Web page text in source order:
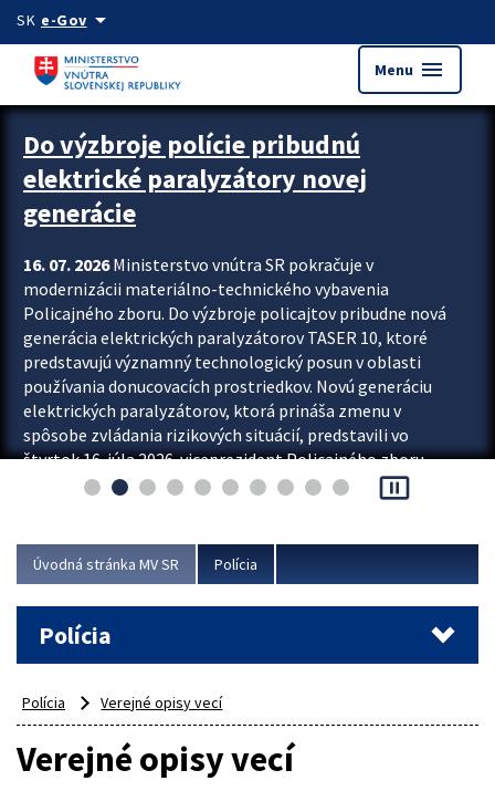
Preskocit na hlavný obsah
SK e-Govarrow_drop_down
Menu menu
Zastavit automatický posun upútavok
Do výzbroje polície pribudnú
elektrické paralyzátory novej
generácie
16. 07. 2026Ministerstvo vnútra SR pokračuje v
modernizácii materiálno-technického vybavenia
Policajného zboru. Do výzbroje policajtov pribudne nová
generácia elektrických paralyzátorov TASER 10, ktoré
predstavujú významný technologický posun v oblasti
používania donucovacích prostriedkov. Novú generáciu
elektrických paralyzátorov, ktorá prináša zmenu v
spôsobe zvládania rizikových situácií, predstavili vo
štvrtok 16. júla 2026 viceprezident Policajného zboru
Rastislav Polakovič a riaditeľ odboru výcviku...
pause_presentation
Úvodná stránka MV SR Polícia
Polícia
Polícia Verejné opisy vecí
Verejné opisy vecí